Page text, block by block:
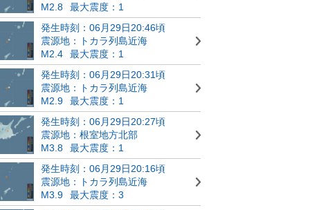
M2.8
最大震度：1
発生時刻：06月29日20:46頃
震源地：トカラ列島近海
M2.4
最大震度：1
発生時刻：06月29日20:31頃
震源地：トカラ列島近海
M2.9
最大震度：1
発生時刻：06月29日20:27頃
震源地：根室地方北部
M3.8
最大震度：1
発生時刻：06月29日20:16頃
震源地：トカラ列島近海
M3.9
最大震度：3